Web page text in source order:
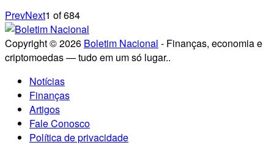
PrevNext1 of684
Copyright © 2026 Boletim Nacional - Finanças, economia e
criptomoedas — tudo em um só lugar..
Notícias
Finanças
Artigos
Fale Conosco
Política de privacidade